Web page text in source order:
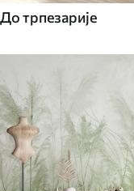
До трпезарије